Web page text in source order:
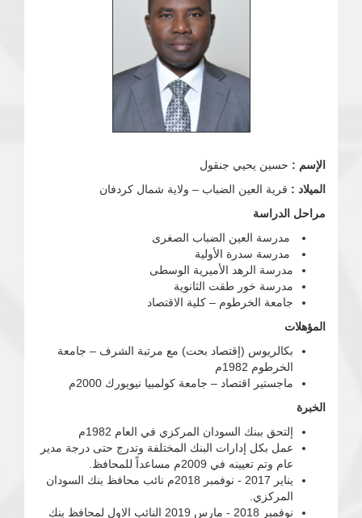
الإسم : حسين يحيي جنقول
الميلاد : قرية العين الضباب – ولاية شمال كردفان
مراحل الدراسة
مدرسة العين الضباب الصغرى
مدرسة سدرة الأولية
مدرسة الرهد الأميرية الوسطى
مدرسة خور طقت الثانوية
جامعة الخرطوم – كلية الاقتصاد
المؤهلات
بكالريوس (إقتصاد بحت) مع مرتبة الشرف – جامعة
الخرطوم 1982م
ماجستير اقتصاد – جامعة كولمبيا نيويورك 2000م
الخبرة
إلتحق ببنك السودان المركزي في العام 1982م
عمل بكل إدارات البنك المختلفة وتدرج حتى درجة مدير
عام وتم تعيينه في 2009م مساعداً للمحافظ.
يناير 2017 - نوفمبر 2018م نائب محافظ بنك السودان
المركزي.
نوفمبر 2018 - مارس 2019 النائب الاول لمحافظ بنك